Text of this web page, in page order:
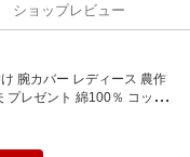
ショップレビュー
腕カバー レディース 農作
プレゼント 綿100％ コット
れない 1双 ラッピング 農